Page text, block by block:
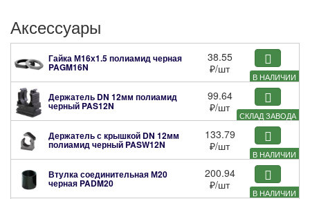
Аксессуары
В НАЛИЧИИ
Гайка М16х1.5 полиамид черная
PAGM16N
38.55
₽/шт
СКЛАД ЗАВОДА
Держатель DN 12мм полиамид
черный PAS12N
99.64
₽/шт
В НАЛИЧИИ
Держатель с крышкой DN 12мм
полиамид черный PASW12N
133.79
₽/шт
В НАЛИЧИИ
Втулка соединительная М20
черная PADM20
200.94
₽/шт